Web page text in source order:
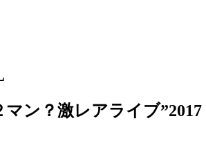
ン？激レアライブ”2017